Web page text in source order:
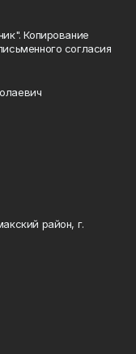
Копирование
согласия
район, г.